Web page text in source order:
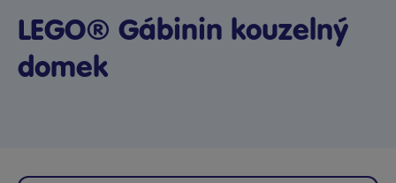
LEGO® Gábinin kouzelný
domek